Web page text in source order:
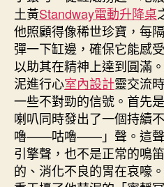
土黃Standway電動升降桌
他照顧得像稀世珍寶，每
彈一下缸邊，確保它能感
以助其在精神上達到圓滿
泥進行心室內設計靈交流
一些不對勁的信號。首先
喇叭同時發出了一個持續
嚕——咕嚕——」聲。這聲
引擎聲，也不是正常的鳴
的、消化不良的胃在哀嚎